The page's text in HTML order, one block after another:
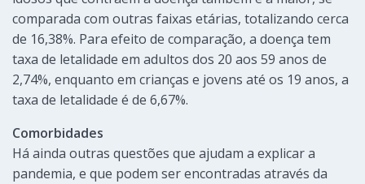
comparada com outras faixas etárias, totalizando cerca
de 16,38%. Para efeito de comparação, a doença tem
taxa de letalidade em adultos dos 20 aos 59 anos de
2,74%, enquanto em crianças e jovens até os 19 anos, a
taxa de letalidade é de 6,67%.
Comorbidades
Há ainda outras questões que ajudam a explicar a
pandemia, e que podem ser encontradas através da